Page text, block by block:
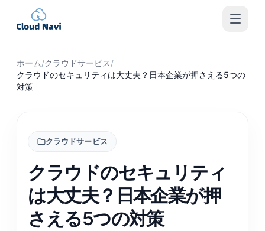
ホーム/クラウドサービス/
クラウドのセキュリティは大丈夫？日本企業が押さえる5つの
対策
クラウドサービス
クラウドのセキュリティ
は大丈夫？日本企業が押
さえる5つの対策